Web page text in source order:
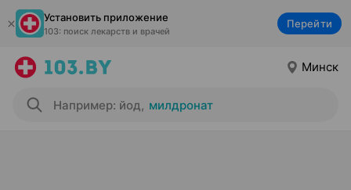
Установить приложение
103: поиск лекарств и врачей
Перейти
Минск
Например: йод, милдронат